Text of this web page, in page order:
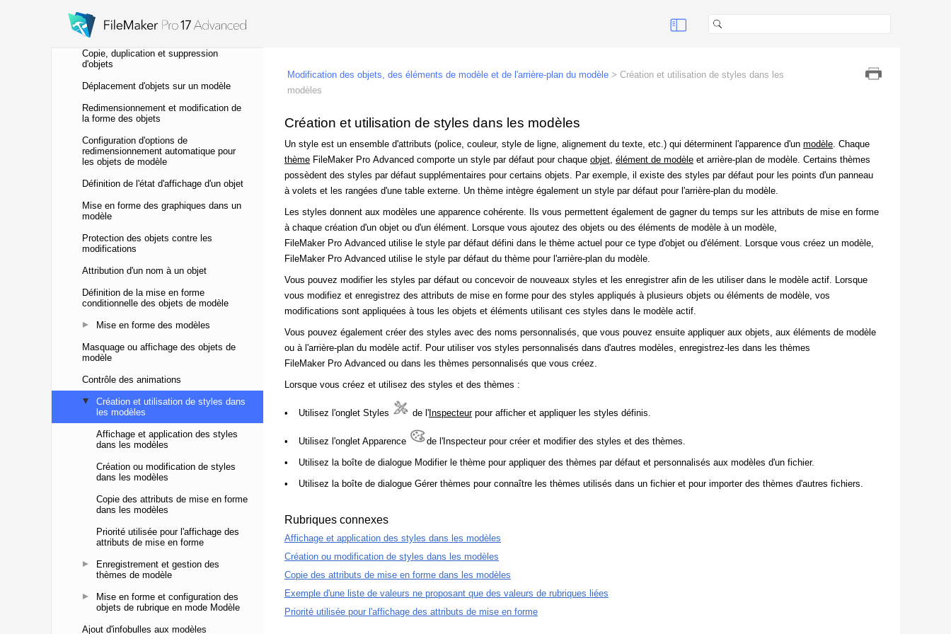
Utilisation de la fenêtre Objets avec les
objets
Copie, duplication et suppression
d'objets
Déplacement d'objets sur un modèle
Redimensionnement et modification de
la forme des objets
Configuration d'options de
redimensionnement automatique pour
les objets de modèle
Définition de l'état d'affichage d'un objet
Mise en forme des graphiques dans un
modèle
Protection des objets contre les
modifications
Attribution d'un nom à un objet
Définition de la mise en forme
conditionnelle des objets de modèle
Mise en forme des modèles
Masquage ou affichage des objets de
modèle
Contrôle des animations
Création et utilisation de styles dans
les modèles
Affichage et application des styles
dans les modèles
Création ou modification de styles
dans les modèles
Copie des attributs de mise en forme
dans les modèles
Priorité utilisée pour l'affichage des
attributs de mise en forme
Enregistrement et gestion des
thèmes de modèle
Mise en forme et configuration des
objets de rubrique en mode Modèle
Ajout d'infobulles aux modèles